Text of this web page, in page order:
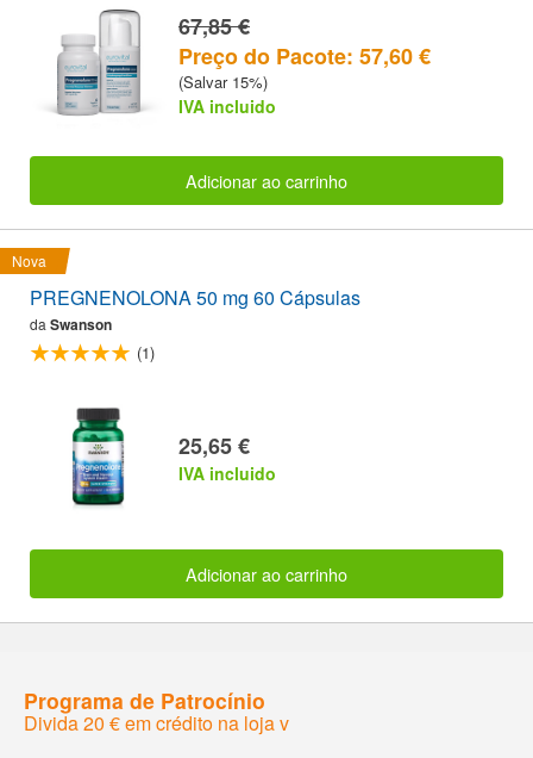
67,85 €
Preço do Pacote: 57,60 €
(Salvar 15%)
IVA incluido
Adicionar ao carrinho
Nova
PREGNENOLONA 50 mg 60 Cápsulas
da Swanson
(1)
25,65 €
IVA incluido
Adicionar ao carrinho
Programa de Patrocínio
Divida 20 € em crédito na loja v